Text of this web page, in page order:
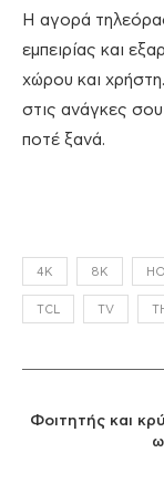
Η αγορά
εμπειρίας και
χώρου και
στις ανάγκες
ποτέ ξανά.
4K 8K
TCL TV
Φοιτητής και